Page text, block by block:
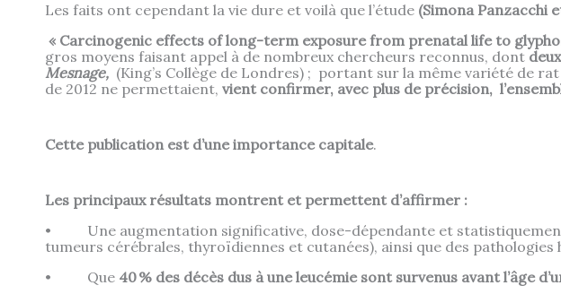
Les faits ont cependant la vie dure et voilà que l’étude (Simona Panzacchi
« Carcinogenic effects of long-term exposure from prenatal life to
gros moyens faisant appel à de nombreux chercheurs reconnus, dont
Mesnage, (King’s Collège de Londres) ; portant sur la même variété de
de 2012 ne permettaient, vient confirmer, avec plus de précision,
Cette publication est d’une importance capitale.
Les principaux résultats montrent et permettent d’affirmer :
• Une augmentation significative, dose-dépendante et
tumeurs cérébrales, thyroïdiennes et cutanées), ainsi que des pathologies
• Que 40 % des décès dus à une leucémie sont survenus avant l’âge